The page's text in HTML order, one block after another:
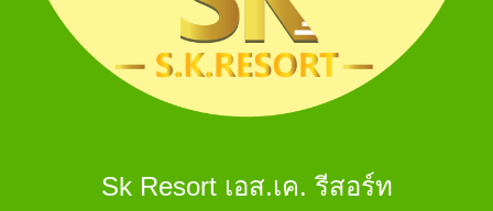
Sk Resort เอส.เค. รีสอร์ท